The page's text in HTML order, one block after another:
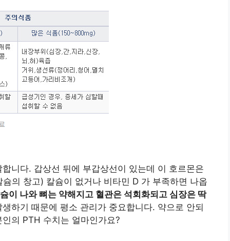
니다. 갑상선 뒤에 부갑상선이 있는데 이 호르몬은
의 창고) 칼슘이 없거나 비타민 D 가 부족하면 나옵
이 나와 뼈는 약해지고 혈관은 석회화되고 심장은 딱
하기 때문에 평소 관리가 중요합니다. 약으로 안되
의 PTH 수치는 얼마인가요?